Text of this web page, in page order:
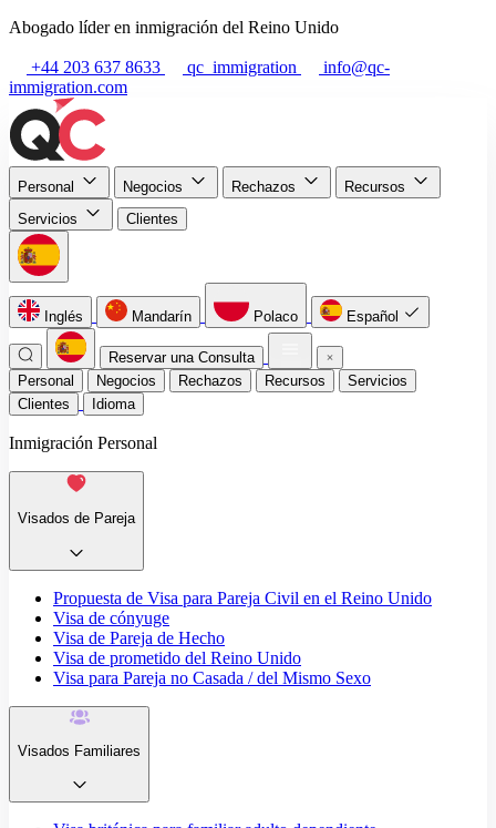
Abogado líder en inmigración del Reino Unido
+44 203 637 8633 qc_immigration
info@qc-
immigration.com
Personal Negocios Rechazos
Recursos
Servicios
Clientes
Inglés Mandarín Polaco Español
Reservar una Consulta
Personal
Negocios Rechazos Recursos
Servicios
Clientes
Idioma
Inmigración Personal
Visados de Pareja
Propuesta de Visa para Pareja Civil en el Reino Unido
Visa de cónyuge
Visa de Pareja de Hecho
Visa de prometido del Reino Unido
Visa para Pareja no Casada / del Mismo Sexo
Visados Familiares